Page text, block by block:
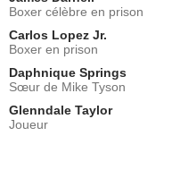
Boxer célèbre en prison
Carlos Lopez Jr.
Boxer en prison
Daphnique Springs
Sœur de Mike Tyson
Glenndale Taylor
Joueur